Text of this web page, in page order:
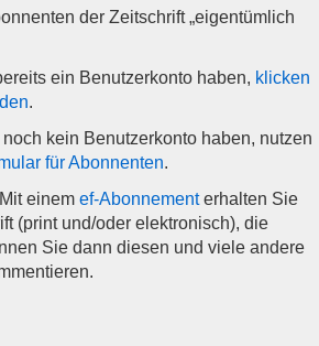
der Zeitschrift „eigentümlich
ein Benutzerkonto haben, klicken
.
kein Benutzerkonto haben, nutzen
für Abonnenten.
einem ef-Abonnementerhalten Sie
(print und/oder elektronisch), die
Sie dann diesen und viele andere